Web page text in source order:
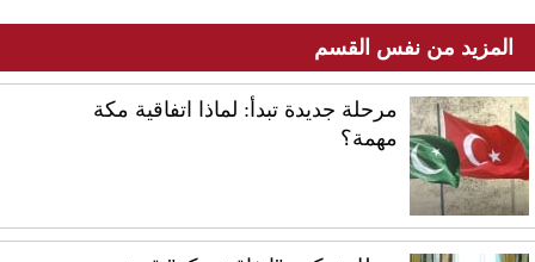
المزيد من نفس القسم
مرحلة جديدة تبدأ: لماذا اتفاقية مكة
مهمة؟